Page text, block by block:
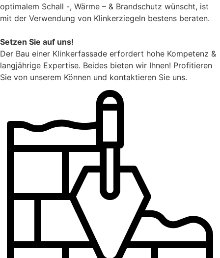
optimalem Schall -, Wärme – & Brandschutz wünscht, ist
mit der Verwendung von Klinkerziegeln bestens beraten.
Setzen Sie auf uns!
Der Bau einer Klinkerfassade erfordert hohe Kompetenz &
langjährige Expertise. Beides bieten wir Ihnen! Profitieren
Sie von unserem Können und kontaktieren Sie uns.